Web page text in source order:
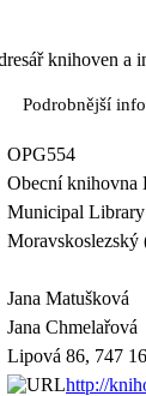
knihoven a
Podrobnější
OPG554
Obecní knihovna
Municipal
Moravskoslezský
Jana Matušková
Jana Chmelařová
Lipová 86, 747
http://